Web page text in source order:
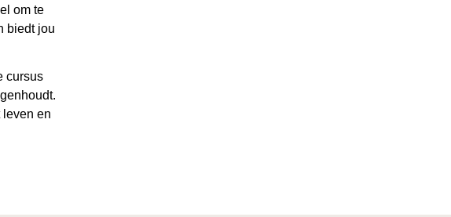
om te
biedt jou
cursus
leven en